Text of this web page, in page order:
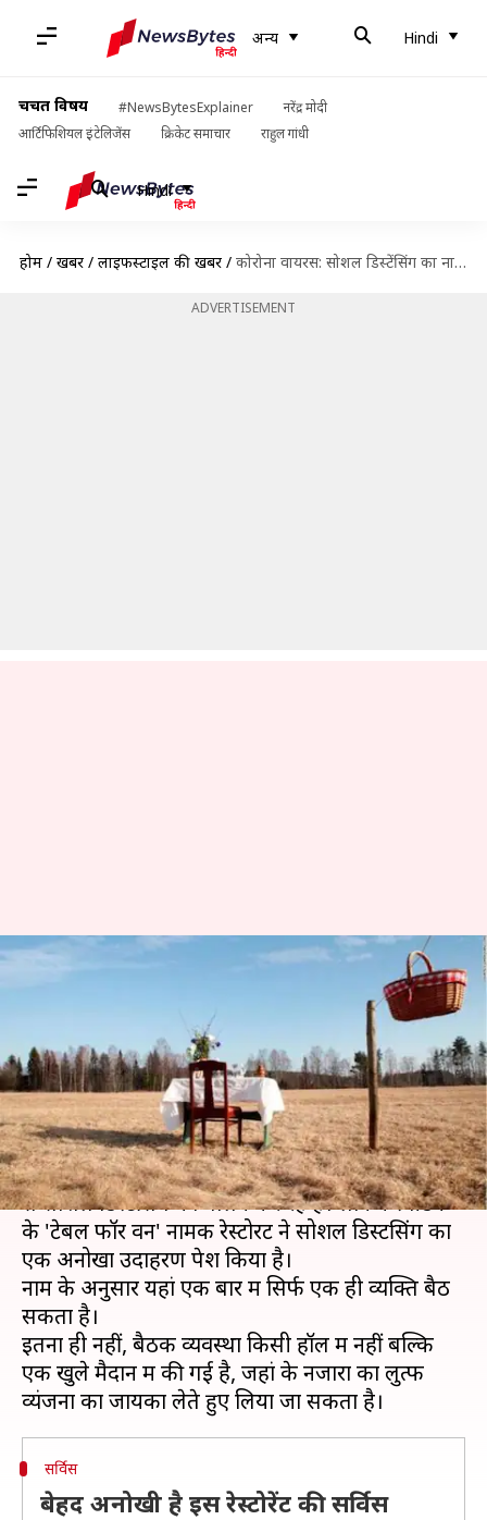
अन्य Hindi
चर्चित विषय #NewsBytesExplainer
नरेंद्र मोदी
आर्टिफिशियल इंटेलिजेंस
क्रिकेट समाचार राहुल गांधी
Hindi
होम / खबरें / लाइफस्टाइल की खबरें / कोरोना वायरस: सोशल डिस्टेंसिंग का नायाब उदाहरण, इस "रेस्टोरेंट" में बैठ सकता है केवल एक ग्राहक
ADVERTISEMENT
कोरोना वायरस: सोशल डिस्टेंसिंग का
नायाब उदाहरण, इस "रेस्टोरेंट" में बैठ
सकता है केवल एक ग्राहक
लेखन अंजली May 04, 2020 10:45 am
क्या है खबर?
कोरोना वायरस से बचने के लिए लोग अपने-अपने तरीके
से सोशल डिस्टेंसिंग का पालन कर रहे हैं। लेकिन स्वीडन
के 'टेबल फॉर वन' नामक रेस्टोरेंट ने सोशल डिस्टेंसिंग का
एक अनोखा उदाहरण पेश किया है।
नाम के अनुसार यहां एक बार में सिर्फ एक ही व्यक्ति बैठ
सकता है।
इतना ही नहीं, बैठक व्यवस्था किसी हॉल में नहीं बल्कि
एक खुले मैदान में की गई है, जहां के नजारों का लुत्फ
सर्विस
बेहद अनोखी है इस रेस्टोरेंट की सर्विस